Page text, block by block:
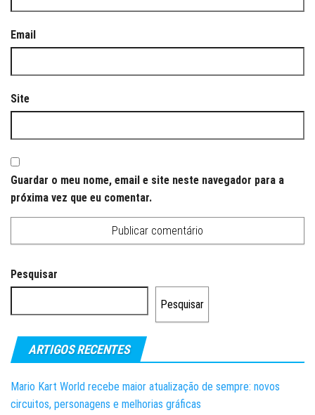
Email
Site
Guardar o meu nome, email e site neste navegador para a
próxima vez que eu comentar.
Pesquisar
Pesquisar
ARTIGOS RECENTES
Mario Kart World recebe maior atualização de sempre: novos
circuitos, personagens e melhorias gráficas